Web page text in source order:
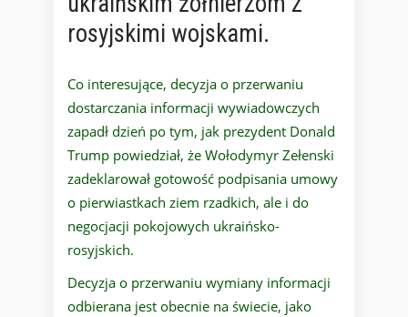
rosyjskimi wojskami.
Co interesujące, decyzja o przerwaniu
dostarczania informacji wywiadowczych
zapadł dzień po tym, jak prezydent Donald
Trump powiedział, że Wołodymyr Zełenski
zadeklarował gotowość podpisania umowy
o pierwiastkach ziem rzadkich, ale i do
negocjacji pokojowych ukraińsko-
rosyjskich.
Decyzja o przerwaniu wymiany informacji
odbierana jest obecnie na świecie, jako